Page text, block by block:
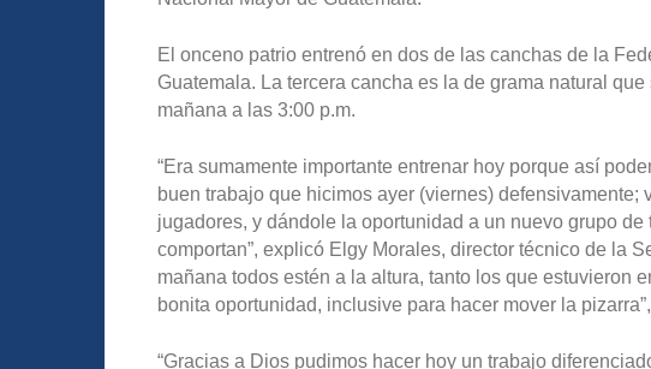
El onceno patrio entrenó en dos de las canchas de la
Guatemala. La tercera cancha es la de grama natural
mañana a las 3:00 p.m.
“Era sumamente importante entrenar hoy porque así
buen trabajo que hicimos ayer (viernes) defensivamente;
jugadores, y dándole la oportunidad a un nuevo grupo
comportan”, explicó Elgy Morales, director técnico de la
mañana todos estén a la altura, tanto los que estuvieron
bonita oportunidad, inclusive para hacer mover la
“Gracias a Dios pudimos hacer hoy un trabajo